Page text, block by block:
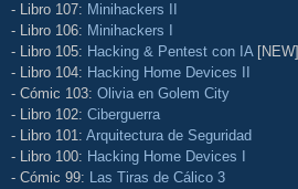
- Libro 107: Minihackers II
- Libro 106: Minihackers I
- Libro 105: Hacking & Pentest con IA[NEW]
- Libro 104: Hacking Home Devices II
- Cómic 103: Olivia en Golem City
- Libro 102: Ciberguerra
- Libro 101: Arquitectura de Seguridad
- Libro 100: Hacking Home Devices I
- Cómic 99: Las Tiras de Cálico 3